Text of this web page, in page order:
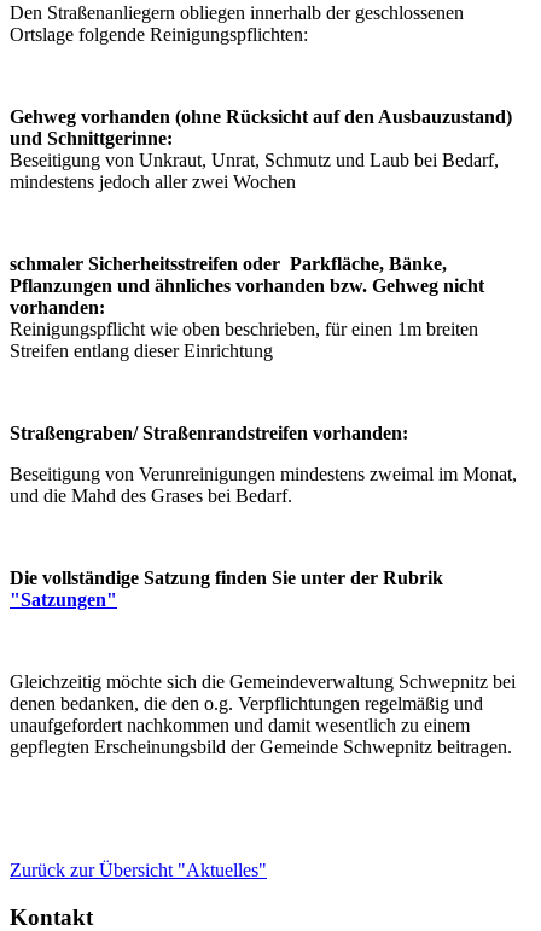
Den Straßenanliegern obliegen innerhalb der geschlossenen
Ortslage folgende Reinigungspflichten:
Gehweg vorhanden (ohne Rücksicht auf den Ausbauzustand)
und Schnittgerinne:
Beseitigung von Unkraut, Unrat, Schmutz und Laub bei Bedarf,
mindestens jedoch aller zwei Wochen
schmaler Sicherheitsstreifen oder Parkfläche, Bänke,
Pflanzungen und ähnliches vorhanden bzw. Gehweg nicht
vorhanden:
Reinigungspflicht wie oben beschrieben, für einen 1m breiten
Streifen entlang dieser Einrichtung
Straßengraben/ Straßenrandstreifen vorhanden:
Beseitigung von Verunreinigungen mindestens zweimal im Monat,
und die Mahd des Grases bei Bedarf.
Die vollständige Satzung finden Sie unter der Rubrik
"Satzungen"
Gleichzeitig möchte sich die Gemeindeverwaltung Schwepnitz bei
denen bedanken, die den o.g. Verpflichtungen regelmäßig und
unaufgefordert nachkommen und damit wesentlich zu einem
gepflegten Erscheinungsbild der Gemeinde Schwepnitz beitragen.
Zurück zur Übersicht "Aktuelles"
Kontakt